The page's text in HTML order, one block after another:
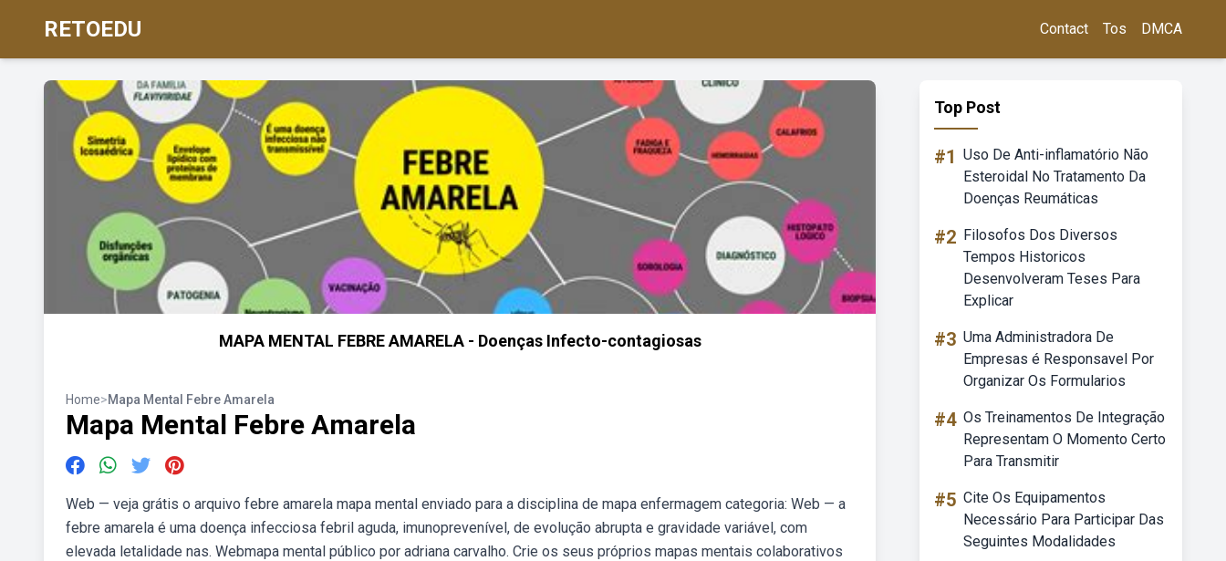
RETOEDU Contact Tos DMCA
MAPA MENTAL FEBRE AMARELA - Doenças Infecto-contagiosas
Home>Mapa Mental Febre Amarela
Mapa Mental Febre Amarela
Web — veja grátis o arquivo febre amarela mapa mental enviado para a disciplina de mapa enfermagem categoria: Web — a
febre amarela é uma doença infecciosa febril aguda, imunoprevenível, de evolução abrupta e gravidade variável, com
elevada letalidade nas. Webmapa mental público por adriana carvalho. Crie os seus próprios mapas mentais colaborativos
Top Post
#1 Uso De Anti-inflamatório Não
Esteroidal No Tratamento Da
Doenças Reumáticas
#2 Filosofos Dos Diversos
Tempos Historicos
Desenvolveram Teses Para
Explicar
#3 Uma Administradora De
Empresas é Responsavel Por
Organizar Os Formularios
#4 Os Treinamentos De Integração
Representam O Momento Certo
Para Transmitir
#5 Cite Os Equipamentos
Necessário Para Participar Das
Seguintes Modalidades